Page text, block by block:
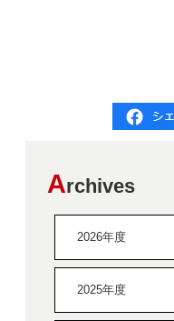
Archives
2026年度
2025年度